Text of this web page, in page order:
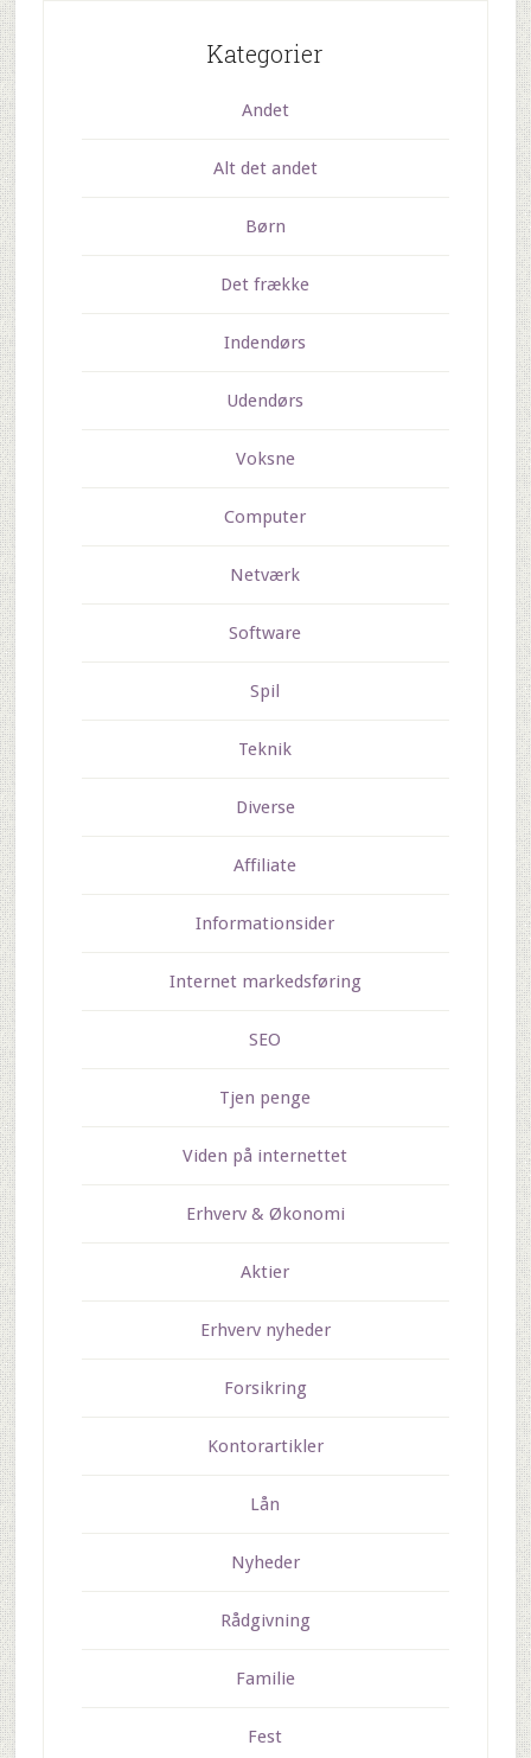
Kategorier
Andet
Alt det andet
Børn
Det frække
Indendørs
Udendørs
Voksne
Computer
Netværk
Software
Spil
Teknik
Diverse
Affiliate
Informationsider
Internet markedsføring
SEO
Tjen penge
Viden på internettet
Erhverv & Økonomi
Aktier
Erhverv nyheder
Forsikring
Kontorartikler
Lån
Nyheder
Rådgivning
Familie
Fest